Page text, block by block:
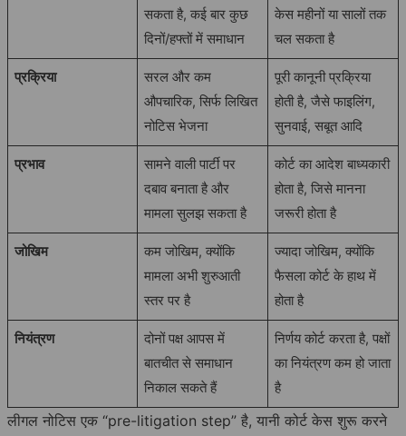
सकता है, कई बार कुछ
दिनों/हफ्तों में समाधान
केस महीनों या सालों तक
चल सकता है
प्रक्रिया
सरल और कम
औपचारिक, सिर्फ लिखित
नोटिस भेजना
पूरी कानूनी प्रक्रिया
होती है, जैसे फाइलिंग,
सुनवाई, सबूत आदि
प्रभाव
सामने वाली पार्टी पर
दबाव बनाता है और
मामला सुलझ सकता है
कोर्ट का आदेश बाध्यकारी
होता है, जिसे मानना
जरूरी होता है
जोखिम
कम जोखिम, क्योंकि
मामला अभी शुरुआती
स्तर पर है
ज्यादा जोखिम, क्योंकि
फैसला कोर्ट के हाथ में
होता है
नियंत्रण
दोनों पक्ष आपस में
बातचीत से समाधान
निकाल सकते हैं
निर्णय कोर्ट करता है, पक्षों
का नियंत्रण कम हो जाता
है
लीगल नोटिस एक “pre-litigation step” है, यानी कोर्ट केस शुरू करने